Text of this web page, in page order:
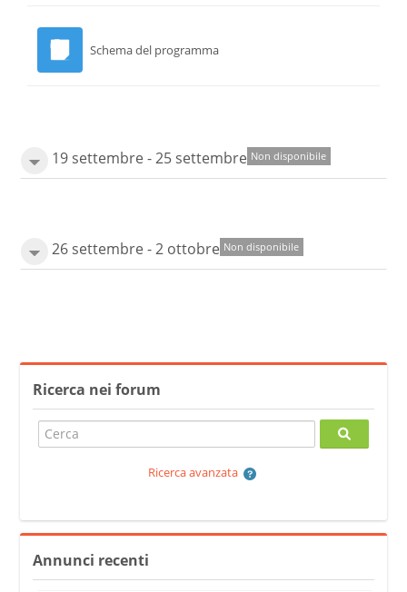
Schema del programma
19 settembre - 25 settembre Non disponibile
26 settembre - 2 ottobre Non disponibile
Ricerca nei forum
Cerca
Cerca
Ricerca avanzata
Annunci recenti